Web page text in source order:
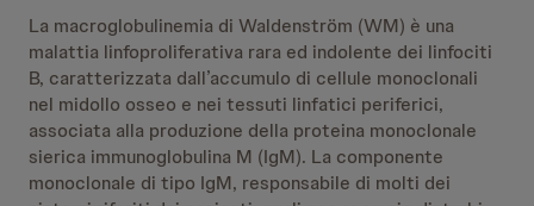
La macroglobulinemia di Waldenström (WM) è una
malattia linfoproliferativa rara ed indolente dei linfociti
B, caratterizzata dall’accumulo di cellule monoclonali
nel midollo osseo e nei tessuti linfatici periferici,
associata alla produzione della proteina monoclonale
sierica immunoglobulina M (IgM). La componente
monoclonale di tipo IgM, responsabile di molti dei